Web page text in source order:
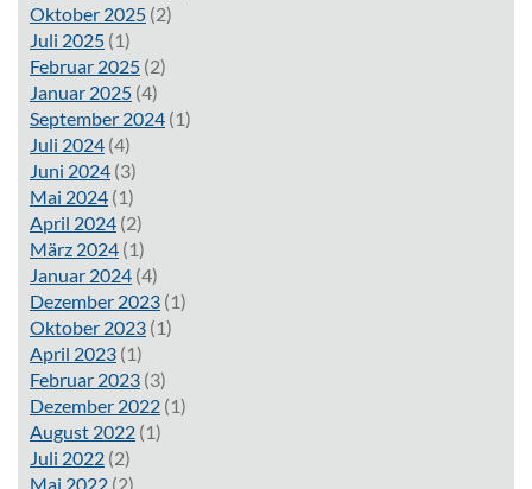
Oktober 2025 (2)
Juli 2025 (1)
Februar 2025 (2)
Januar 2025 (4)
September 2024 (1)
Juli 2024 (4)
Juni 2024 (3)
Mai 2024 (1)
April 2024 (2)
März 2024 (1)
Januar 2024 (4)
Dezember 2023 (1)
Oktober 2023 (1)
April 2023 (1)
Februar 2023 (3)
Dezember 2022 (1)
August 2022 (1)
Juli 2022 (2)
Mai 2022 (2)